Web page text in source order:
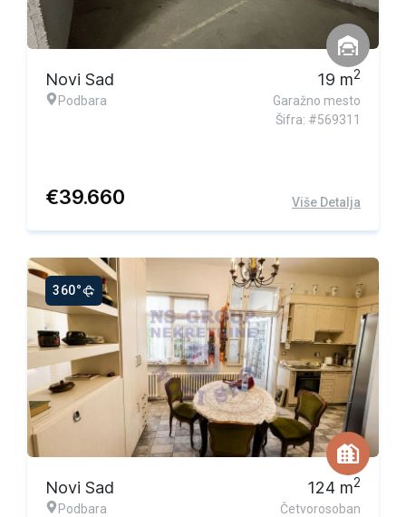
Novi Sad
Podbara
19 m2
Garažno mesto
Šifra: #569311
€39.660 Više Detalja
360°
Ekskluzivna ponuda
Novi Sad
Podbara
124 m2
Četvorosoban